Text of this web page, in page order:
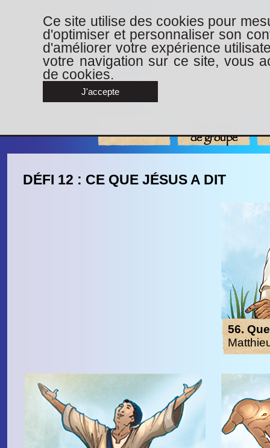
de groupe
DÉFI 12 : CE QUE JÉSUS A DIT
56.
Ce site utilise des cookies pour
d'optimiser et personnaliser son
d'améliorer votre expérience
votre navigation sur ce site, vous
de cookies.
J'accepte